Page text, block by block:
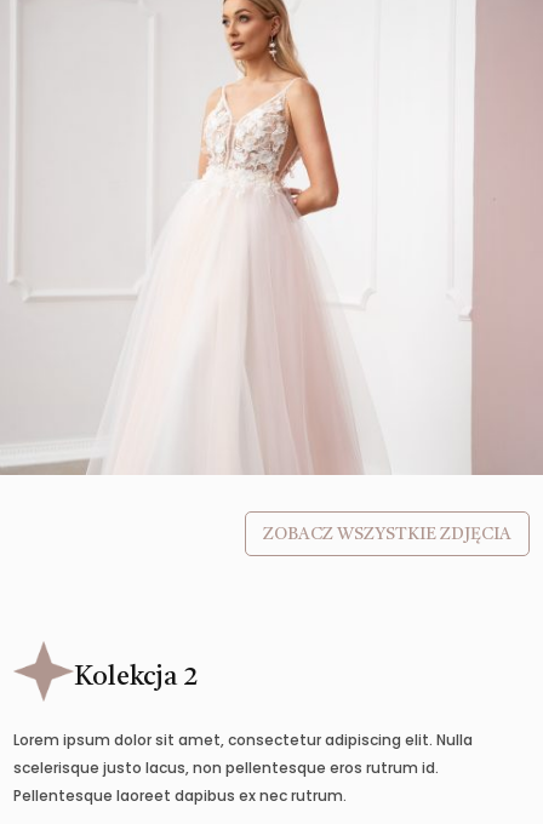
ZOBACZ WSZYSTKIE ZDJĘCIA
Kolekcja 2
Lorem ipsum dolor sit amet, consectetur adipiscing elit. Nulla
scelerisque justo lacus, non pellentesque eros rutrum id.
Pellentesque laoreet dapibus ex nec rutrum.